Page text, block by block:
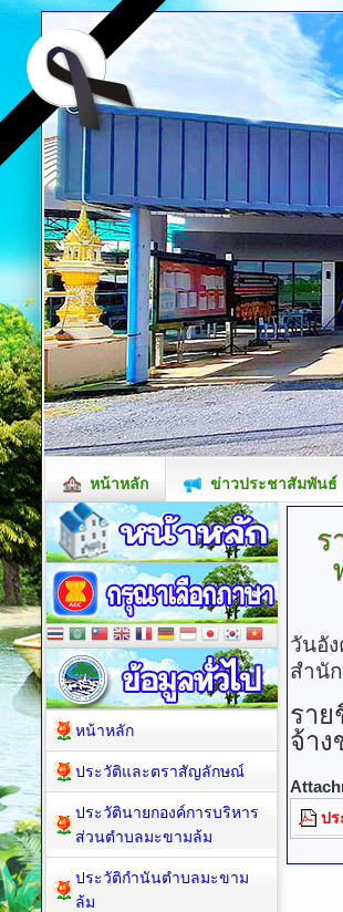
หน้าหลัก ข่าวประชาสัมพันธ์
ร
วันอั
สำนั
ราย
จ้า
ปร
หน้าหลัก
ประวัติและตราสัญลักษณ์
ประวัตินายกองค์การบริหาร
ส่วนตำบลมะขามล้ม
ประวัติกำนันตำบลมะขาม
ล้ม